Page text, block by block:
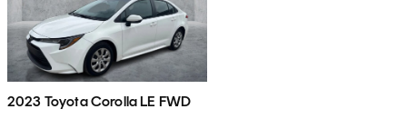
2023 Toyota Corolla LE FWD